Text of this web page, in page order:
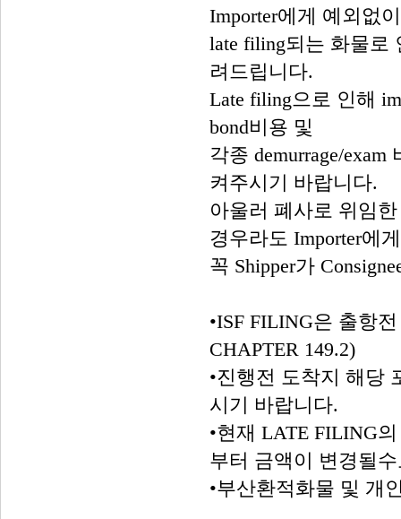
Importer에게 예외없
late filing되는 화물로
려드립니다.
Late filing으로 인해
bond비용 및
각종 demurrage/
켜주시기 바랍니다.
아울러 폐사로 위임한
경우라도 Importer에
꼭 Shipper가
•ISF FILING은 출항
CHAPTER 149.2)
•진행전 도착지 해당
시기 바랍니다.
•현재 LATE FILING
부터 금액이 변경될
•부산환적화물 및 개